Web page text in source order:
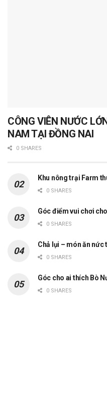
CÔNG VIÊN NƯỚC
NAM TẠI ĐỒNG NAI
0 SHARES
Khu nông trại Farm
0 SHARES
Góc điểm vui chơi
0 SHARES
Chả lụi – món ăn nức
0 SHARES
Góc cho ai thích Bò
0 SHARES